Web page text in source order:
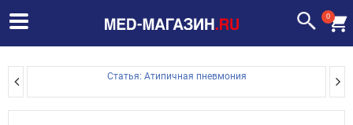
0
Статья: Атипичная пневмония